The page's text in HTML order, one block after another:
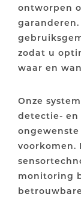
ontworpen
zodat u
waar en
Onze
detectie- en
voorkomen.
monitoring